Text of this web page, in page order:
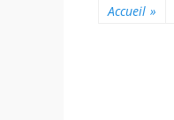
Accueil »